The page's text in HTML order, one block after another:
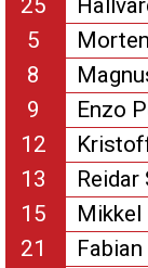
5
8
9
Enzo
12
13
Reidar
15
Mikkel
21